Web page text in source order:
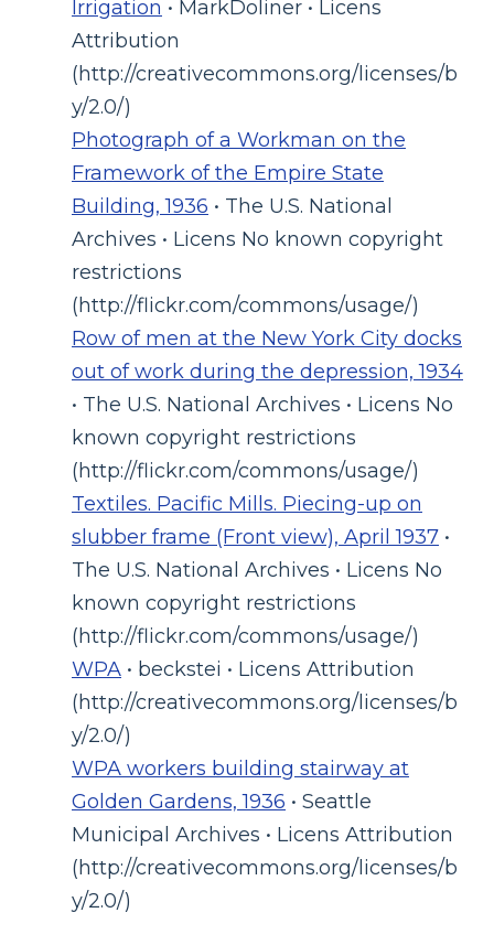
Irrigation • MarkDoliner • Licens
Attribution
(http://creativecommons.org/licenses/b
y/2.0/)
Photograph of a Workman on the
Framework of the Empire State
Building, 1936 • The U.S. National
Archives • Licens No known copyright
restrictions
(http://flickr.com/commons/usage/)
Row of men at the New York City docks
out of work during the depression, 1934
• The U.S. National Archives • Licens No
known copyright restrictions
(http://flickr.com/commons/usage/)
Textiles. Pacific Mills. Piecing-up on
slubber frame (Front view), April 1937 •
The U.S. National Archives • Licens No
known copyright restrictions
(http://flickr.com/commons/usage/)
WPA • beckstei • Licens Attribution
(http://creativecommons.org/licenses/b
y/2.0/)
WPA workers building stairway at
Golden Gardens, 1936 • Seattle
Municipal Archives • Licens Attribution
(http://creativecommons.org/licenses/b
y/2.0/)